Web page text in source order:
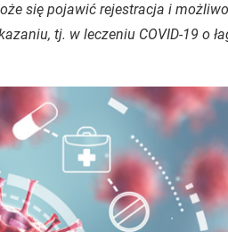
się pojawić rejestracja i
tj. w leczeniu COVID-19 o